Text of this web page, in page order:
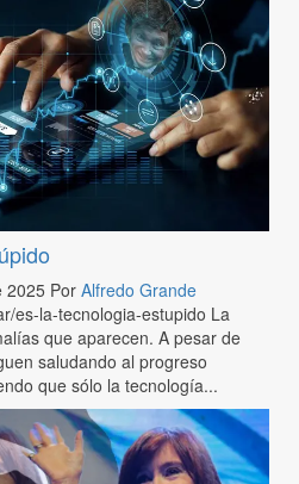
2025 Por Alfredo Grande
es-la-tecnologia-estupido La
que aparecen. A pesar de
saludando al progreso
que sólo la tecnología...